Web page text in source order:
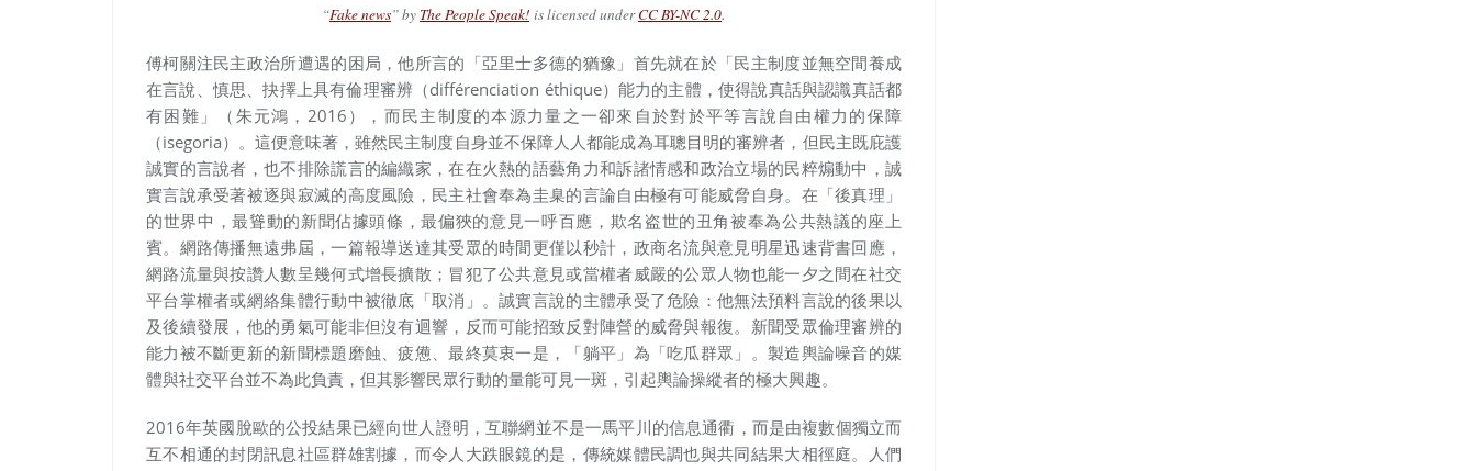
“Fake news” by The People Speak! is licensed underCC BY-NC 2.0.
傅柯關注民主政治所遭遇的困局，他所言的「亞里士多德的猶豫」首先就在於「民主制度並無空間養成
在言說、慎思、抉擇上具有倫理審辨（différenciation éthique）能力的主體，使得說真話與認識真話都
有困難」（朱元鴻，2016），而民主制度的本源力量之一卻來自於對於平等言說自由權力的保障
（isegoria）。這便意味著，雖然民主制度自身並不保障人人都能成為耳聰目明的審辨者，但民主既庇護
誠實的言說者，也不排除謊言的編織家，在在火熱的語藝角力和訴諸情感和政治立場的民粹煽動中，誠
實言說承受著被逐與寂滅的高度風險，民主社會奉為圭臬的言論自由極有可能威脅自身。在「後真理」
的世界中，最聳動的新聞佔據頭條，最偏狹的意見一呼百應，欺名盗世的丑角被奉為公共熱議的座上
賓。網路傳播無遠弗屆，一篇報導送達其受眾的時間更僅以秒計，政商名流與意見明星迅速背書回應，
網路流量與按讚人數呈幾何式增長擴散；冒犯了公共意見或當權者威嚴的公眾人物也能一夕之間在社交
平台掌權者或網絡集體行動中被徹底「取消」。誠實言說的主體承受了危險：他無法預料言說的後果以
及後續發展，他的勇氣可能非但沒有迴響，反而可能招致反對陣營的威脅與報復。新聞受眾倫理審辨的
能力被不斷更新的新聞標題磨蝕、疲憊、最終莫衷一是，「躺平」為「吃瓜群眾」。製造輿論噪音的媒
體與社交平台並不為此負責，但其影響民眾行動的量能可見一斑，引起輿論操縱者的極大興趣。
2016年英國脫歐的公投結果已經向世人證明，互聯網並不是一馬平川的信息通衢，而是由複數個獨立而
互不相通的封閉訊息社區群雄割據，而令人大跌眼鏡的是，傳統媒體民調也與共同結果大相徑庭。人們